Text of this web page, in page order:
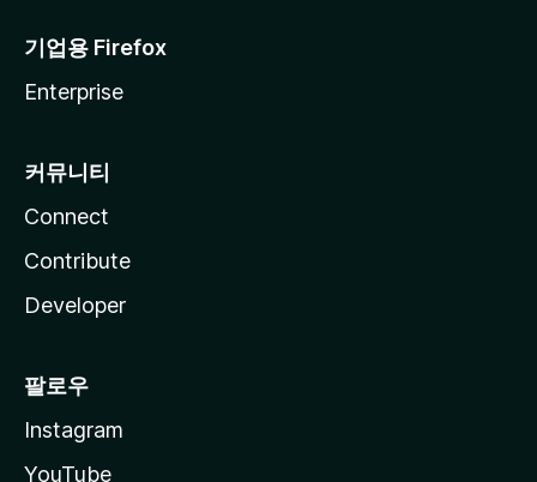
기업용 Firefox
Enterprise
커뮤니티
Connect
Contribute
Developer
팔로우
Instagram
YouTube